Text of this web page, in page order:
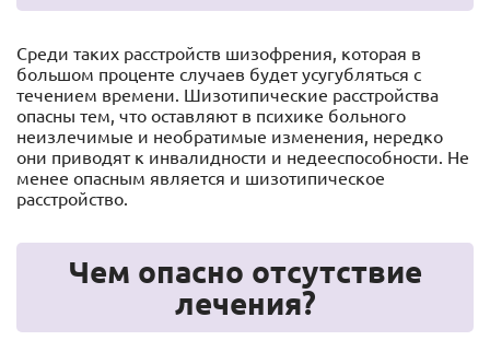
Среди таких расстройств шизофрения, которая в
большом проценте случаев будет усугубляться с
течением времени. Шизотипические расстройства
опасны тем, что оставляют в психике больного
неизлечимые и необратимые изменения, нередко
они приводят к инвалидности и недееспособности. Не
менее опасным является и шизотипическое
расстройство.
Чем опасно отсутствие
лечения?